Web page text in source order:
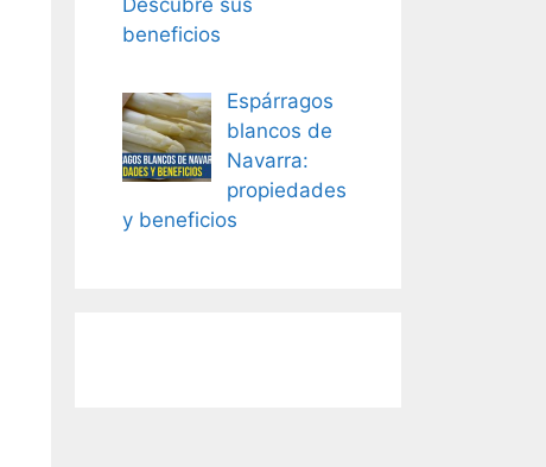
Descubre sus
beneficios
Espárragos
blancos de
Navarra:
propiedades
y beneficios